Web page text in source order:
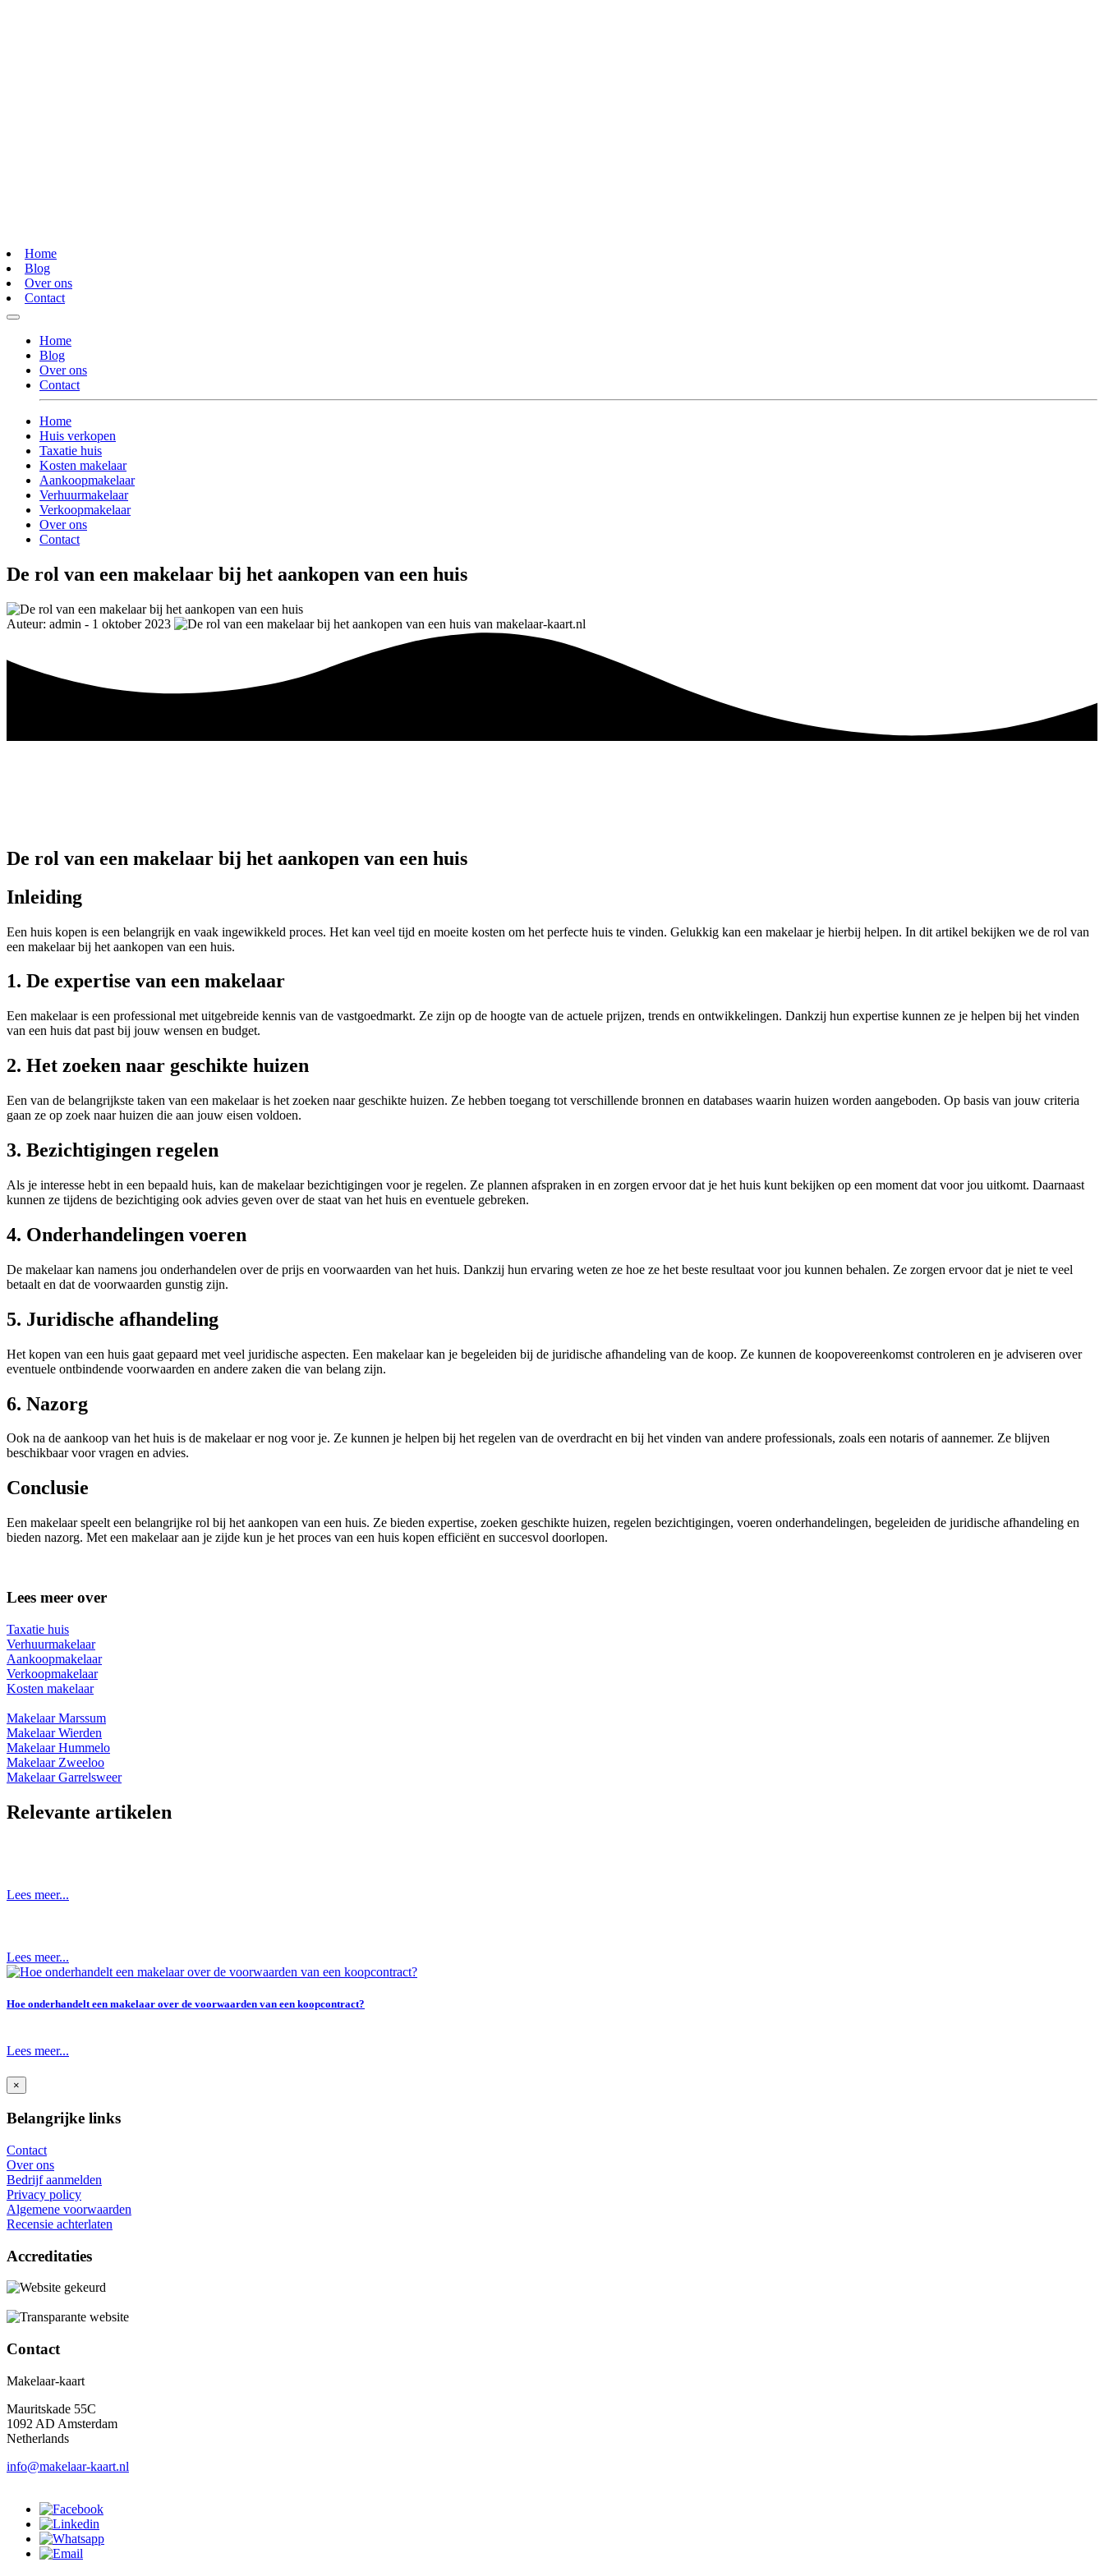
Home
Blog
Over ons
Contact
Home
Blog
Over ons
Contact
Home
Huis verkopen
Taxatie huis
Kosten makelaar
Aankoopmakelaar
Verhuurmakelaar
Verkoopmakelaar
Over ons
Contact
De rol van een makelaar bij het aankopen van een huis
Auteur: admin - 1 oktober 2023
De rol van een makelaar bij het aankopen van een huis
Inleiding
Een huis kopen is een belangrijk en vaak ingewikkeld proces. Het kan veel tijd en moeite kosten om het perfecte huis te vinden. Gelukkig kan een makelaar je hierbij helpen. In dit artikel bekijken we de rol van
een makelaar bij het aankopen van een huis.
1. De expertise van een makelaar
Een makelaar is een professional met uitgebreide kennis van de vastgoedmarkt. Ze zijn op de hoogte van de actuele prijzen, trends en ontwikkelingen. Dankzij hun expertise kunnen ze je helpen bij het vinden
van een huis dat past bij jouw wensen en budget.
2. Het zoeken naar geschikte huizen
Een van de belangrijkste taken van een makelaar is het zoeken naar geschikte huizen. Ze hebben toegang tot verschillende bronnen en databases waarin huizen worden aangeboden. Op basis van jouw criteria
gaan ze op zoek naar huizen die aan jouw eisen voldoen.
3. Bezichtigingen regelen
Als je interesse hebt in een bepaald huis, kan de makelaar bezichtigingen voor je regelen. Ze plannen afspraken in en zorgen ervoor dat je het huis kunt bekijken op een moment dat voor jou uitkomt. Daarnaast
kunnen ze tijdens de bezichtiging ook advies geven over de staat van het huis en eventuele gebreken.
4. Onderhandelingen voeren
De makelaar kan namens jou onderhandelen over de prijs en voorwaarden van het huis. Dankzij hun ervaring weten ze hoe ze het beste resultaat voor jou kunnen behalen. Ze zorgen ervoor dat je niet te veel
betaalt en dat de voorwaarden gunstig zijn.
5. Juridische afhandeling
Het kopen van een huis gaat gepaard met veel juridische aspecten. Een makelaar kan je begeleiden bij de juridische afhandeling van de koop. Ze kunnen de koopovereenkomst controleren en je adviseren over
eventuele ontbindende voorwaarden en andere zaken die van belang zijn.
6. Nazorg
Ook na de aankoop van het huis is de makelaar er nog voor je. Ze kunnen je helpen bij het regelen van de overdracht en bij het vinden van andere professionals, zoals een notaris of aannemer. Ze blijven
beschikbaar voor vragen en advies.
Conclusie
Een makelaar speelt een belangrijke rol bij het aankopen van een huis. Ze bieden expertise, zoeken geschikte huizen, regelen bezichtigingen, voeren onderhandelingen, begeleiden de juridische afhandeling en
bieden nazorg. Met een makelaar aan je zijde kun je het proces van een huis kopen efficiënt en succesvol doorlopen.
Lees meer over
Taxatie huis
Verhuurmakelaar
Aankoopmakelaar
Verkoopmakelaar
Kosten makelaar
Makelaar Marssum
Makelaar Wierden
Makelaar Hummelo
Makelaar Zweeloo
Makelaar Garrelsweer
Relevante artikelen
Lees meer...
Lees meer...
Hoe onderhandelt een makelaar over de voorwaarden van een koopcontract?
Lees meer...
×
Belangrijke links
Contact
Over ons
Bedrijf aanmelden
Privacy policy
Algemene voorwaarden
Recensie achterlaten
Accreditaties
Contact
Makelaar-kaart
Mauritskade 55C
1092 AD Amsterdam
Netherlands
info@makelaar-kaart.nl